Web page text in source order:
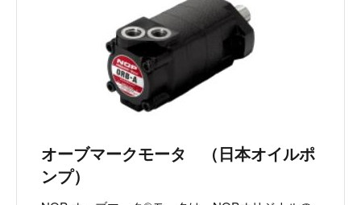
オーブマークモータ （日本オイルポ
ンプ）